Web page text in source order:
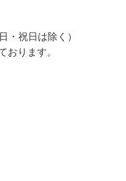
祝日は除く）
ります。